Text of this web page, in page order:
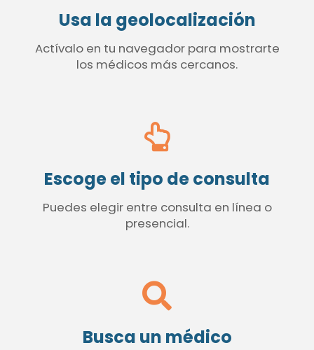
Usa la geolocalización
Actívalo en tu navegador para mostrarte
los médicos más cercanos.
Escoge el tipo de consulta
Puedes elegir entre consulta en línea o
presencial.
Busca un médico